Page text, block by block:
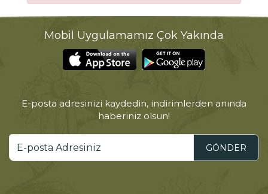
Mobil Uygulamamız Çok Yakında
E-posta adresinizi kaydedin, indirimlerden anında
haberiniz olsun!
GÖNDER